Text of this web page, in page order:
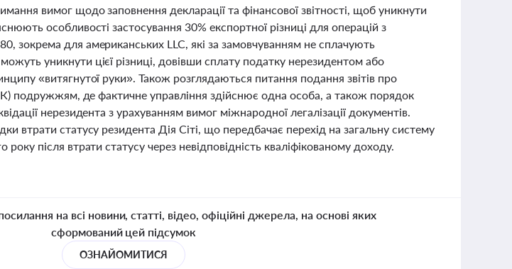
вимог щодо заповнення декларації та фінансової звітності, щоб уникнути
особливості застосування 30% експортної різниці для операцій з
зокрема для американських LLC, які за замовчуванням не сплачують
уникнути цієї різниці, довівши сплату податку нерезидентом або
«витягнутої руки». Також розглядаються питання подання звітів про
подружжям, де фактичне управління здійснює одна особа, а також порядок
нерезидента з урахуванням вимог міжнародної легалізації документів.
втрати статусу резидента Дія Сіті, що передбачає перехід на загальну систему
після втрати статусу через невідповідність кваліфікованому доходу.
на всі новини, статті, відео, офіційні джерела, на основі яких
сформований цей підсумок
ОЗНАЙОМИТИСЯ